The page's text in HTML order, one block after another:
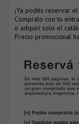
¡Ya podés reservar
Compralo con tu
o adquirí solo el
Precio promocional